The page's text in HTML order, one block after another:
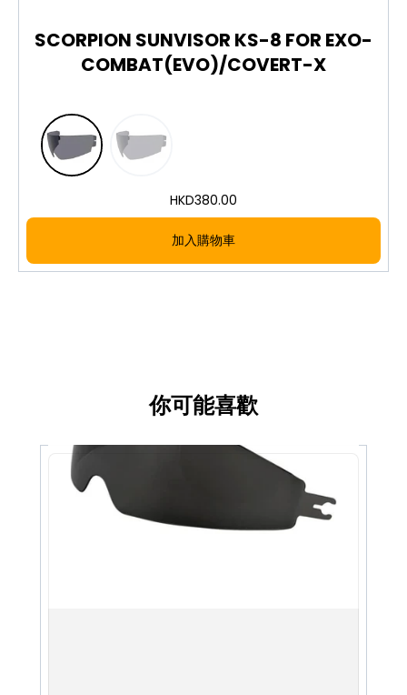
SCORPION SUNVISOR KS-8 FOR EXO-
COMBAT(EVO)/COVERT-X
HKD380.00
加入購物車
Gold mirror sun visor, glare-reducing
Designed for EXO-COMBAT (EVO) / COVERT-
圖片及介紹只供參考，一切以實物為實。歡迎向我們店員
查詢。
Images and descriptions are for reference only; the
你可能喜歡